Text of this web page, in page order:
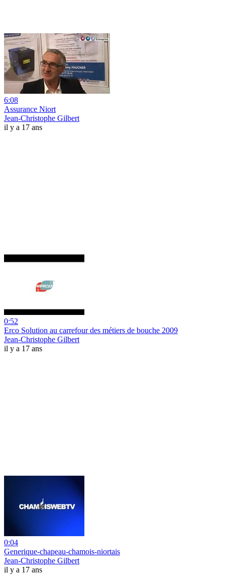
6:08
Assurance Niort
Jean-Christophe Gilbert
il y a 17 ans
0:52
Erco Solution au carrefour des métiers de bouche 2009
Jean-Christophe Gilbert
il y a 17 ans
0:04
Generique-chapeau-chamois-niortais
Jean-Christophe Gilbert
il y a 17 ans